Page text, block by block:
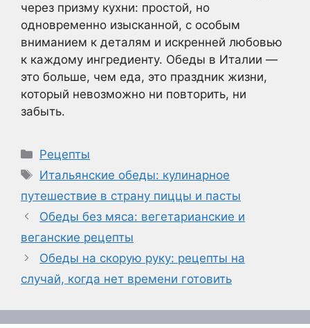
через призму кухни: простой, но
одновременно изысканной, с особым
вниманием к деталям и искренней любовью
к каждому ингредиенту. Обеды в Италии —
это больше, чем еда, это праздник жизни,
который невозможно ни повторить, ни
забыть.
Рубрики
Рецепты
Метки
Итальянские обеды: кулинарное
путешествие в страну пиццы и пасты
Обеды без мяса: вегетарианские и
веганские рецепты
Обеды на скорую руку: рецепты на
случай, когда нет времени готовить